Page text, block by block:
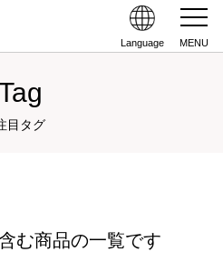
Language MENU
目タグ
む商品の一覧です